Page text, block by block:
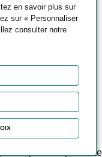
pour
?
dispositif représente
en savoir plus sur
sur « Personnaliser
consulter notre